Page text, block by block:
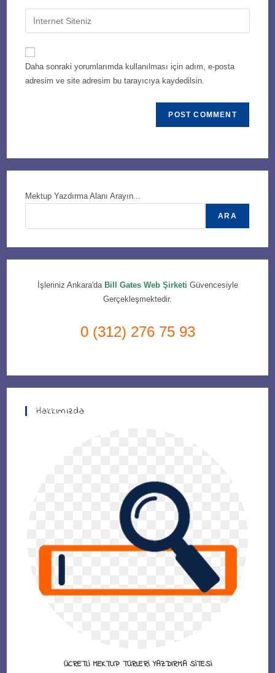
comment
email
address
comment
Enter
your
website
URL
(optional)
Daha sonraki yorumlarımda kullanılması için adım, e-posta
adresim ve site adresim bu tarayıcıya kaydedilsin.
Mektup Yazdırma Alanı Arayın...
ARA
İşleriniz Ankara'da Bill Gates Web Şirketi Güvencesiyle
Gerçekleşmektedir.
0 (312) 276 75 93
Hakkımızda
ÜCRETLI MEKTUP TÜRLERI YAZDIRMA SITESI